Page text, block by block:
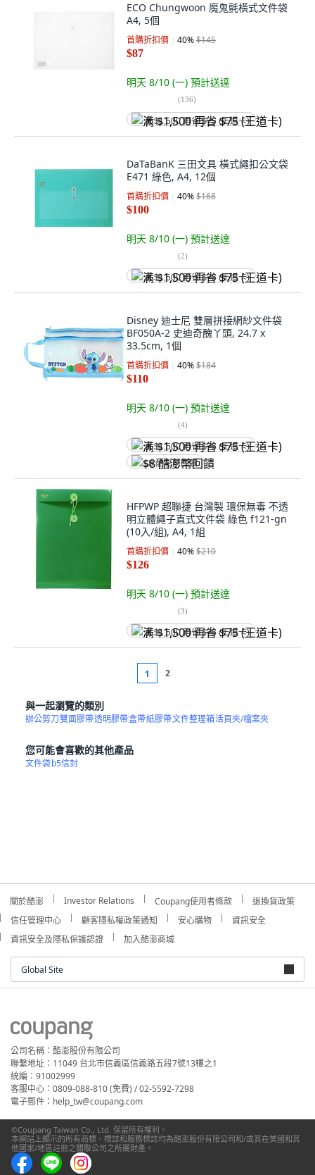
ECO Chungwoon 魔鬼氈橫式文件袋
A4, 5個
首購折扣價 40%$145
$87
明天 8/10 (一) 預計送達
(136)
满 $1,500 再省 $75 (王道卡)
DaTaBanK 三田文具 橫式繩扣公文袋
E471 綠色, A4, 12個
首購折扣價 40%$168
$100
明天 8/10 (一) 預計送達
(2)
满 $1,500 再省 $75 (王道卡)
Disney 迪士尼 雙層拼接網紗文件袋
BF050A-2 史迪奇醜丫頭, 24.7 x
33.5cm, 1個
首購折扣價 40%$184
$110
明天 8/10 (一) 預計送達
(4)
满 $1,500 再省 $75 (王道卡)
$8 酷澎幣回饋
HFPWP 超聯捷 台灣製 環保無毒 不透
明立體繩子直式文件袋 綠色 f121-gn
(10入/組), A4, 1組
首購折扣價 40%$210
$126
明天 8/10 (一) 預計送達
(3)
满 $1,500 再省 $75 (王道卡)
1 2
與一起瀏覽的類別
辦公剪刀雙面膠帶透明膠帶盒帶紙膠帶文件整理箱活頁夾/檔案夾
您可能會喜歡的其他產品
文件袋b5信封
關於酷澎 Investor Relations Coupang使用者條款
退換貨政策
信任管理中心
顧客隱私權政策通知 安心購物
資訊安全
資訊安全及隱私保護認證
加入酷澎商城
Global Site
公司名稱：酷澎股份有限公司
聯繫地址：11049 台北市信義區信義路五段7號13樓之1
統編：91002999
客服中心：0809-088-810 (免費) / 02-5592-7298
電子郵件：help_tw@coupang.com
©Coupang Taiwan Co., Ltd. 保留所有權利。
本網站上顯示的所有商標、標誌和服務標誌均為酷澎股份有限公司和/或其在美國和其
他國家/地區註冊之關聯公司之所屬財產。